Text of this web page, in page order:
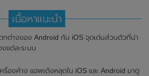
เนื้อหาแนะนำ
กต่างของ Android กับ iOS จุดเด่นส่วนตัวที่น่า
งแต่ละระบบ
รื่องค้าง แอพเด้งหลุดใน iOS และ Android มาดู